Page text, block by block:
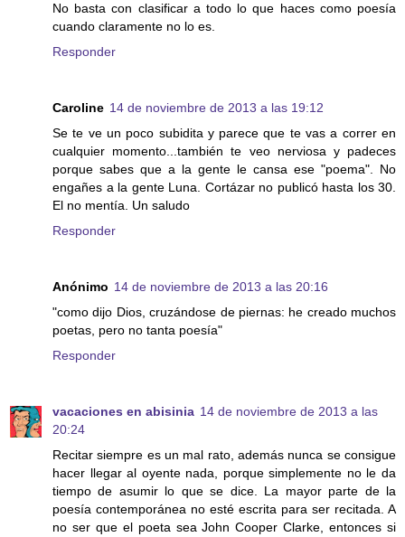
No basta con clasificar a todo lo que haces como poesía
cuando claramente no lo es.
Responder
Caroline 14 de noviembre de 2013 a las 19:12
Se te ve un poco subidita y parece que te vas a correr en
cualquier momento...también te veo nerviosa y padeces
porque sabes que a la gente le cansa ese "poema". No
engañes a la gente Luna. Cortázar no publicó hasta los 30.
El no mentía. Un saludo
Responder
Anónimo 14 de noviembre de 2013 a las 20:16
"como dijo Dios, cruzándose de piernas: he creado muchos
poetas, pero no tanta poesía"
Responder
vacaciones en abisinia 14 de noviembre de 2013 a las
20:24
Recitar siempre es un mal rato, además nunca se consigue
hacer llegar al oyente nada, porque simplemente no le da
tiempo de asumir lo que se dice. La mayor parte de la
poesía contemporánea no esté escrita para ser recitada. A
no ser que el poeta sea John Cooper Clarke, entonces si